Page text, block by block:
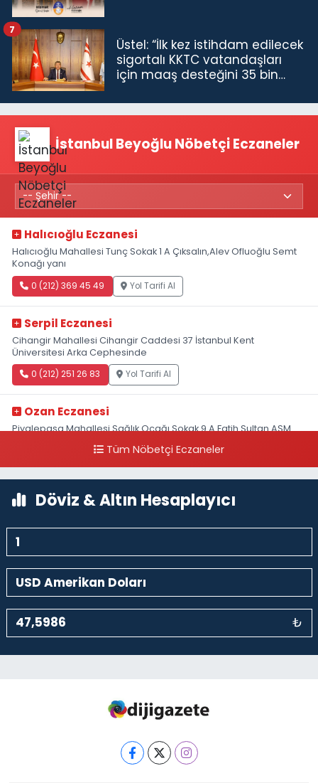
Üstel: “İlk kez istihdam edilecek
sigortalı KKTC vatandaşları
için maaş desteğini 35 bin
7
İstanbul Beyoğlu Nöbetçi Eczaneler
Halıcıoğlu Eczanesi
Halıcıoğlu Mahallesi Tunç Sokak 1 A Çıksalın,Alev Ofluoğlu Semt
Konağı yanı
0 (212) 369 45 49 Yol Tarifi Al
Serpil Eczanesi
Cihangir Mahallesi Cihangir Caddesi 37 İstanbul Kent
Üniversitesi Arka Cephesinde
0 (212) 251 26 83 Yol Tarifi Al
Ozan Eczanesi
Piyalepaşa Mahallesi Sağlık Ocağı Sokak 9 A Fatih Sultan ASM
Tüm Nöbetçi Eczaneler
Döviz & Altın Hesaplayıcı
₺